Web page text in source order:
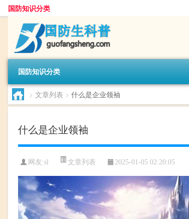
国防知识分类
国防知识分类
> 文章列表 > 什么是企业领袖
什么是企业领袖
网友:sl 文章列表 2025-01-05 02:20:05